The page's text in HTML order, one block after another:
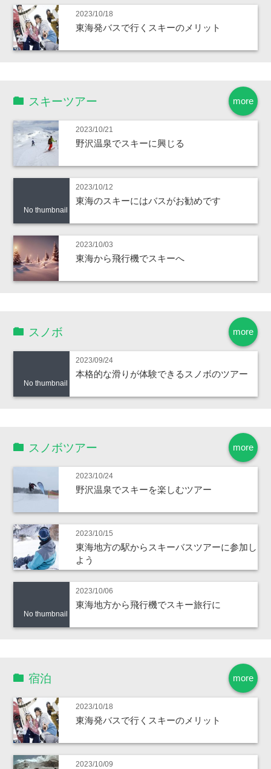
2023/10/18
東海発バスで行くスキーのメリット
more
スキーツアー
2023/10/21
野沢温泉でスキーに興じる
No thumbnail
2023/10/12
東海のスキーにはバスがお勧めです
2023/10/03
東海から飛行機でスキーへ
more
スノボ
No thumbnail
2023/09/24
本格的な滑りが体験できるスノボのツアー
more
スノボツアー
2023/10/24
野沢温泉でスキーを楽しむツアー
2023/10/15
東海地方の駅からスキーバスツアーに参加し
よう
No thumbnail
2023/10/06
東海地方から飛行機でスキー旅行に
more
宿泊
2023/10/18
東海発バスで行くスキーのメリット
2023/10/09